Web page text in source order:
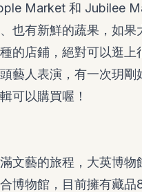
Market 和 Jubilee
也有新鮮的蔬果，如
的店鋪，絕對可以逛
藝人表演，有一次玥剛
可以購買喔！
文藝的旅程，大英博
博物館，目前擁有藏